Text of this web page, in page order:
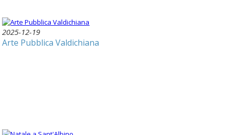
2025-12-19
Arte Pubblica Valdichiana